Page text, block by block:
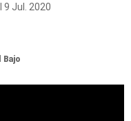
9 Jul. 2020
Bajo